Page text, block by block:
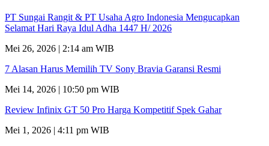
PT Sungai Rangit & PT Usaha Agro Indonesia Mengucapkan
Selamat Hari Raya Idul Adha 1447 H/ 2026
Mei 26, 2026 | 2:14 am WIB
7 Alasan Harus Memilih TV Sony Bravia Garansi Resmi
Mei 14, 2026 | 10:50 pm WIB
Review Infinix GT 50 Pro Harga Kompetitif Spek Gahar
Mei 1, 2026 | 4:11 pm WIB